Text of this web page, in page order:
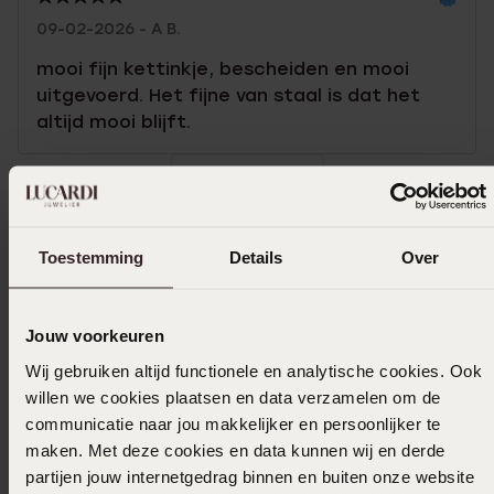
Toestemming Details Over
Jouw voorkeuren
Wij gebruiken altijd functionele en analytische cookies. Ook
willen we cookies plaatsen en data verzamelen om de
communicatie naar jou makkelijker en persoonlijker te
maken. Met deze cookies en data kunnen wij en derde
partijen jouw internetgedrag binnen en buiten onze website
09-02-2026 - A B.
mooi fijn kettinkje, bescheiden en mooi
uitgevoerd. Het fijne van staal is dat het
altijd mooi blijft.
In winkelmand